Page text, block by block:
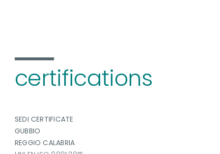
certifications
SEDI CERTIFICATE
GUBBIO
REGGIO CALABRIA